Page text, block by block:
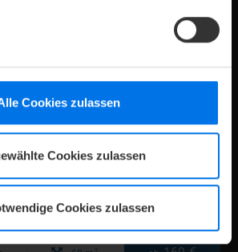
Cookies zulassen
Cookies zulassen
Cookies zulassen
K Jetzt anfragen